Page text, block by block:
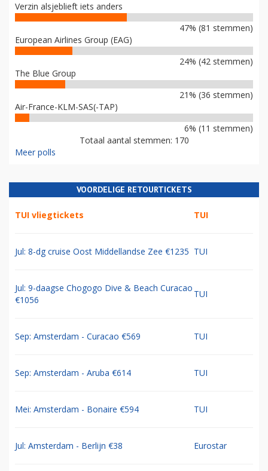
Verzin alsjeblieft iets anders
47% (81 stemmen)
European Airlines Group (EAG)
24% (42 stemmen)
The Blue Group
21% (36 stemmen)
Air-France-KLM-SAS(-TAP)
6% (11 stemmen)
Totaal aantal stemmen: 170
Meer polls
VOORDELIGE RETOURTICKETS
TUI vliegtickets TUI
Jul: 8-dg cruise Oost Middellandse Zee €1235 TUI
Jul: 9-daagse Chogogo Dive & Beach Curacao
€1056
TUI
Sep: Amsterdam - Curacao €569 TUI
Sep: Amsterdam - Aruba €614 TUI
Mei: Amsterdam - Bonaire €594 TUI
Jul: Amsterdam - Berlijn €38 Eurostar